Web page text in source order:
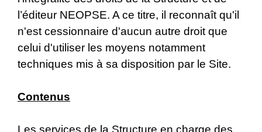
l’éditeur NEOPSE. A ce titre, il reconnaît qu'il
n'est cessionnaire d'aucun autre droit que
celui d'utiliser les moyens notamment
techniques mis à sa disposition par le Site.
Contenus
Les services de la Structure en charge des